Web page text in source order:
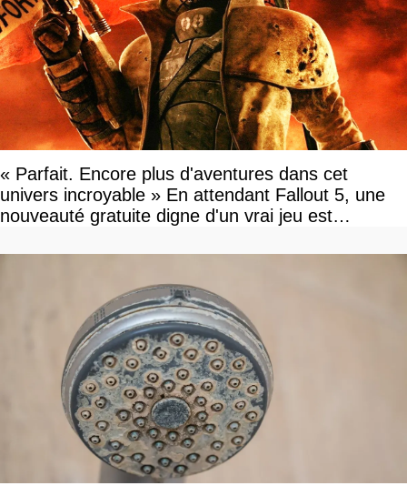
« Parfait. Encore plus d'aventures dans cet
univers incroyable » En attendant Fallout 5, une
nouveauté gratuite digne d'un vrai jeu est